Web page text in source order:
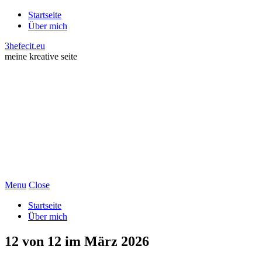
Startseite
Über mich
3hefecit.eu
meine kreative seite
Menu Close
Startseite
Über mich
12 von 12 im März 2026